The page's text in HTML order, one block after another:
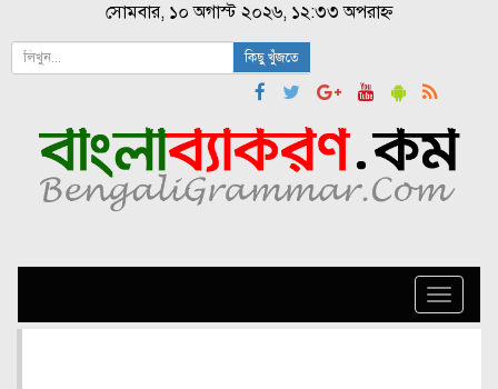
সোমবার, ১০ অগাস্ট ২০২৬, ১২:৩৩ অপরাহ্ন
কিছু খুঁজতে
Toggle